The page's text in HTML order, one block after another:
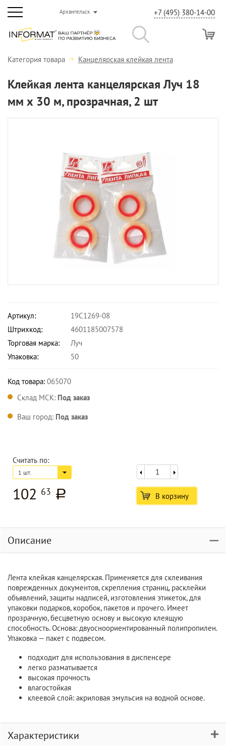
Архангельск +7 (495) 380-14-00
Категория товара Канцелярская клейкая лента
Клейкая лента канцелярская Луч 18
мм х 30 м, прозрачная, 2 шт
Артикул:
19С1269-08
Штрихкод:
4601185007578
Торговая марка:
Луч
Упаковка:
50
Код товара: 065070
Склад МСК: Под заказ
Ваш город: Под заказ
Считать по:
1 шт.
102 63 a В корзину
Описание
Лента клейкая канцелярская. Применяется для склеивания
поврежденных документов, скрепления страниц, расклейки
объявлений, защиты надписей, изготовления этикеток, для
упаковки подарков, коробок, пакетов и прочего. Имеет
прозрачную, бесцветную основу и высокую клеящую
способность. Основа: двуосноориентированный полипропилен.
Упаковка — пакет с подвесом.
подходит для использования в диспенсере
легко разматывается
высокая прочность
влагостойкая
клеевой слой: акриловая эмульсия на водной основе.
Характеристики